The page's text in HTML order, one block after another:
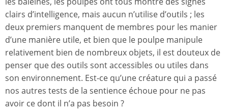
clairs d’intelligence, mais aucun n’utilise d’outils ; les
deux premiers manquent de membres pour les manier
d’une manière utile, et bien que le poulpe manipule
relativement bien de nombreux objets, il est douteux de
penser que des outils sont accessibles ou utiles dans
son environnement. Est-ce qu’une créature qui a passé
nos autres tests de la sentience échoue pour ne pas
avoir ce dont il n’a pas besoin ?